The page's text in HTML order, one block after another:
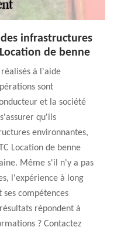
infrastructures
de benne
à l'aide
sont
et la société
qu'ils
environnantes,
Location de benne
Même s'il n'y a pas
l'expérience à long
compétences
répondent à
? Contactez